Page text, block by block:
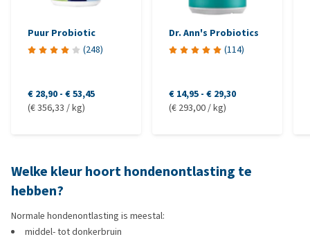
Puur Probiotic
(248)
€ 28,90 - € 53,45
(€ 356,33 / kg)
Dr. Ann's Probiotics
(114)
€ 14,95 - € 29,30
(€ 293,00 / kg)
Welke kleur hoort hondenontlasting te
hebben?
Normale hondenontlasting is meestal:
middel- tot donkerbruin